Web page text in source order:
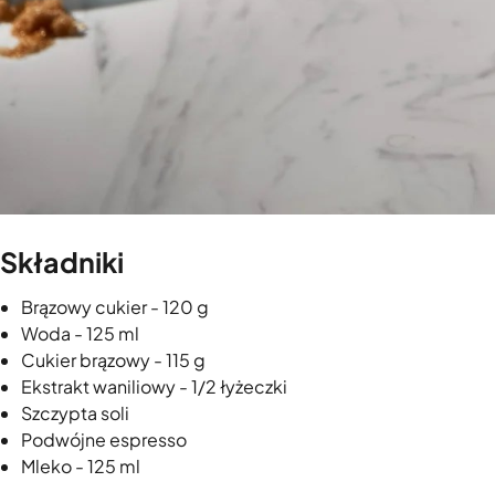
Składniki
Brązowy cukier - 120 g
Woda - 125 ml
Cukier brązowy - 115 g
Ekstrakt waniliowy - 1/2 łyżeczki
Szczypta soli
Podwójne espresso
Mleko - 125 ml